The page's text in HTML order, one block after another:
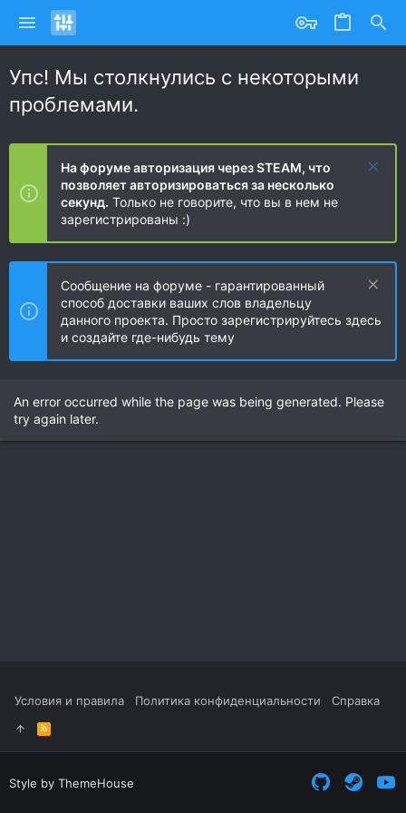
Упс! Мы столкнулись с некоторыми
проблемами.
На форуме авторизация через STEAM, что
позволяет авторизироваться за несколько
секунд. Только не говорите, что вы в нем не
зарегистрированы :)
Сообщение на форуме - гарантированный
способ доставки ваших слов владельцу
данного проекта. Просто зарегистрируйтесь здесь
и создайте где-нибудь тему
An error occurred while the page was being generated. Please
try again later.
Условия и правила Политика конфиденциальности Справка
R
S
S
Style by ThemeHouse